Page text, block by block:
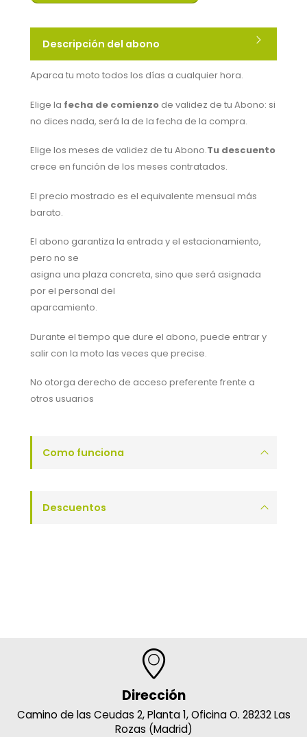
Descripción del abono
Aparca tu moto todos los días a cualquier hora.
Elige la fecha de comienzo de validez de tu Abono: si
no dices nada, será la de la fecha de la compra.
Elige los meses de validez de tu Abono.Tu descuento
crece en función de los meses contratados.
El precio mostrado es el equivalente mensual más
barato.
El abono garantiza la entrada y el estacionamiento,
pero no se
asigna una plaza concreta, sino que será asignada
por el personal del
aparcamiento.
Durante el tiempo que dure el abono, puede entrar y
salir con la moto las veces que precise.
No otorga derecho de acceso preferente frente a
otros usuarios
Como funciona
Descuentos
Dirección
Camino de las Ceudas 2, Planta 1, Oficina O. 28232 Las
Rozas (Madrid)